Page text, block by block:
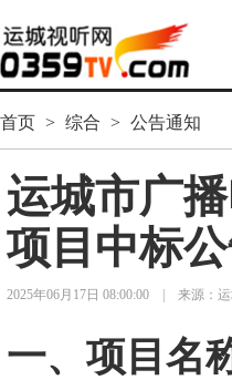
首页 > 综合 > 公告通知
运城市广
项目中标
2025年06月17日 08:00:00 来源：
一、项目名